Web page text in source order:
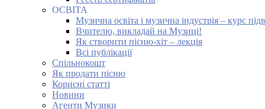
ОСВІТА
Музична освіта і музична індустрія – курс
Вчителю, викладай на Музиці!
Як створити пісню-хіт – лекція
Всі публікації
Спільнокошт
Як продати пісню
Корисні статті
Новини
Агенти Музики